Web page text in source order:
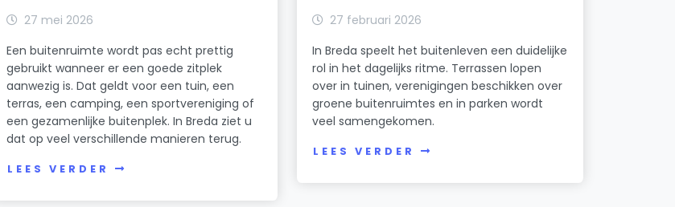
27 mei 2026
Een buitenruimte wordt pas echt prettig
gebruikt wanneer er een goede zitplek
aanwezig is. Dat geldt voor een tuin, een
terras, een camping, een sportvereniging of
een gezamenlijke buitenplek. In Breda ziet u
dat op veel verschillende manieren terug.
LEES VERDER
27 februari 2026
In Breda speelt het buitenleven een duidelijke
rol in het dagelijks ritme. Terrassen lopen
over in tuinen, verenigingen beschikken over
groene buitenruimtes en in parken wordt
veel samengekomen.
LEES VERDER